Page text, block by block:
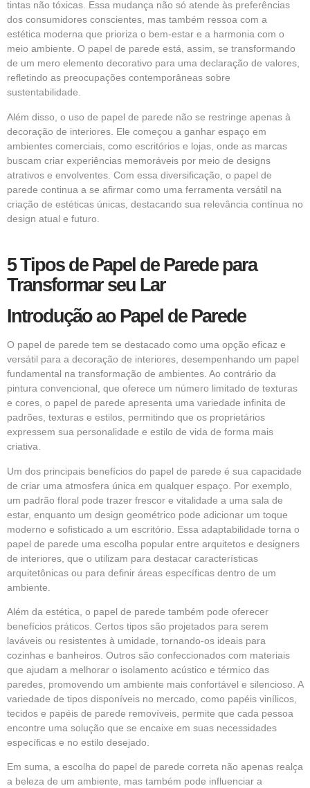
tintas não tóxicas. Essa mudança não só atende às preferências
dos consumidores conscientes, mas também ressoa com a
estética moderna que prioriza o bem-estar e a harmonia com o
meio ambiente. O papel de parede está, assim, se transformando
de um mero elemento decorativo para uma declaração de valores,
refletindo as preocupações contemporâneas sobre
sustentabilidade.
Além disso, o uso de papel de parede não se restringe apenas à
decoração de interiores. Ele começou a ganhar espaço em
ambientes comerciais, como escritórios e lojas, onde as marcas
buscam criar experiências memoráveis por meio de designs
atrativos e envolventes. Com essa diversificação, o papel de
parede continua a se afirmar como uma ferramenta versátil na
criação de estéticas únicas, destacando sua relevância contínua no
design atual e futuro.
5 Tipos de Papel de Parede para
Transformar seu Lar
Introdução ao Papel de Parede
O papel de parede tem se destacado como uma opção eficaz e
versátil para a decoração de interiores, desempenhando um papel
fundamental na transformação de ambientes. Ao contrário da
pintura convencional, que oferece um número limitado de texturas
e cores, o papel de parede apresenta uma variedade infinita de
padrões, texturas e estilos, permitindo que os proprietários
expressem sua personalidade e estilo de vida de forma mais
criativa.
Um dos principais benefícios do papel de parede é sua capacidade
de criar uma atmosfera única em qualquer espaço. Por exemplo,
um padrão floral pode trazer frescor e vitalidade a uma sala de
estar, enquanto um design geométrico pode adicionar um toque
moderno e sofisticado a um escritório. Essa adaptabilidade torna o
papel de parede uma escolha popular entre arquitetos e designers
de interiores, que o utilizam para destacar características
arquitetônicas ou para definir áreas específicas dentro de um
ambiente.
Além da estética, o papel de parede também pode oferecer
benefícios práticos. Certos tipos são projetados para serem
laváveis ou resistentes à umidade, tornando-os ideais para
cozinhas e banheiros. Outros são confeccionados com materiais
que ajudam a melhorar o isolamento acústico e térmico das
paredes, promovendo um ambiente mais confortável e silencioso. A
variedade de tipos disponíveis no mercado, como papéis vinílicos,
tecidos e papéis de parede removíveis, permite que cada pessoa
encontre uma solução que se encaixe em suas necessidades
específicas e no estilo desejado.
Em suma, a escolha do papel de parede correta não apenas realça
a beleza de um ambiente, mas também pode influenciar a